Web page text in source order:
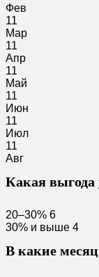
Фев
11
Мар
11
Апр
11
Май
11
Июн
11
Июл
11
Авг
Какая выгода
20–30% 6
30% и выше 4
В какие